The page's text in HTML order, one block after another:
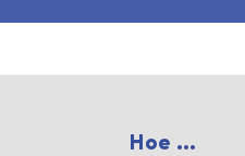
Hoe ...